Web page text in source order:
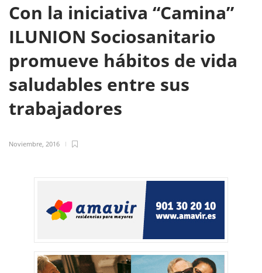
Con la iniciativa “Camina”
ILUNION Sociosanitario
promueve hábitos de vida
saludables entre sus
trabajadores
Noviembre, 2016